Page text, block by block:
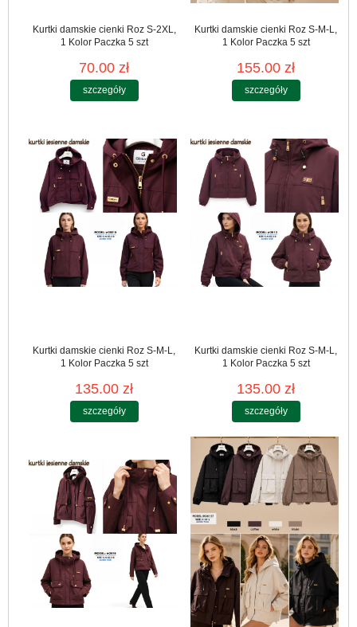
Kurtki damskie cienki Roz S-2XL,
1 Kolor Paczka 5 szt
70.00 zł
szczegóły
Kurtki damskie cienki Roz S-M-L,
1 Kolor Paczka 5 szt
155.00 zł
szczegóły
Kurtki damskie cienki Roz S-M-L,
1 Kolor Paczka 5 szt
135.00 zł
szczegóły
Kurtki damskie cienki Roz S-M-L,
1 Kolor Paczka 5 szt
135.00 zł
szczegóły